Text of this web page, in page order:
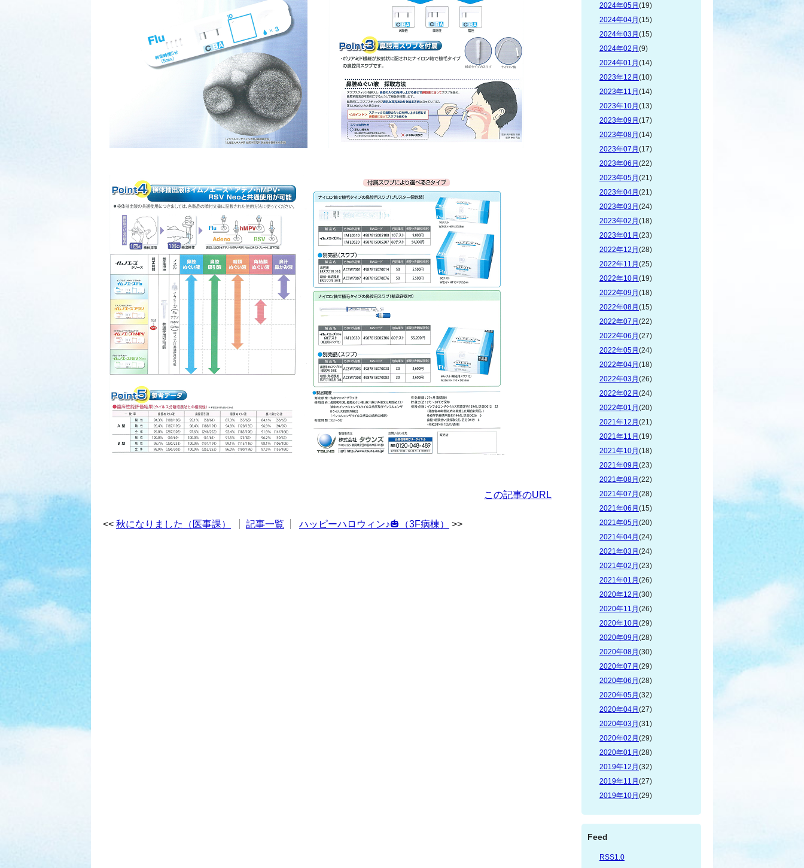
この記事のURL
秋になりました（医事課） 記事一覧 ハッピーハロウィン♪🎃（3F病棟）
2024年05月 (19)
2024年04月 (15)
2024年03月 (15)
2024年02月 (9)
2024年01月 (14)
2023年12月 (10)
2023年11月 (14)
2023年10月 (13)
2023年09月 (17)
2023年08月 (14)
2023年07月 (17)
2023年06月 (22)
2023年05月 (21)
2023年04月 (21)
2023年03月 (24)
2023年02月 (18)
2023年01月 (23)
2022年12月 (28)
2022年11月 (25)
2022年10月 (19)
2022年09月 (18)
2022年08月 (15)
2022年07月 (22)
2022年06月 (27)
2022年05月 (24)
2022年04月 (18)
2022年03月 (26)
2022年02月 (24)
2022年01月 (20)
2021年12月 (21)
2021年11月 (19)
2021年10月 (18)
2021年09月 (23)
2021年08月 (22)
2021年07月 (28)
2021年06月 (15)
2021年05月 (20)
2021年04月 (24)
2021年03月 (24)
2021年02月 (23)
2021年01月 (26)
2020年12月 (30)
2020年11月 (26)
2020年10月 (29)
2020年09月 (28)
2020年08月 (30)
2020年07月 (29)
2020年06月 (28)
2020年05月 (32)
2020年04月 (27)
2020年03月 (31)
2020年02月 (29)
2020年01月 (28)
2019年12月 (32)
2019年11月 (27)
2019年10月 (29)
Feed
RSS1.0